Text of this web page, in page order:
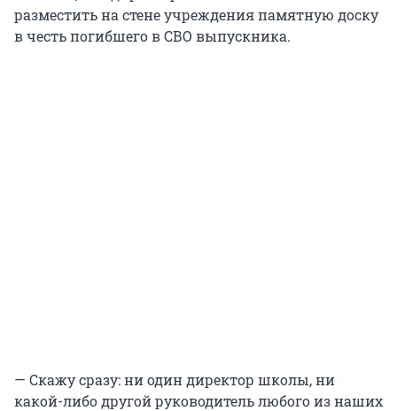
разместить на стене учреждения памятную доску
в честь погибшего в СВО выпускника.
— Скажу сразу: ни один директор школы, ни
какой-либо другой руководитель любого из наших